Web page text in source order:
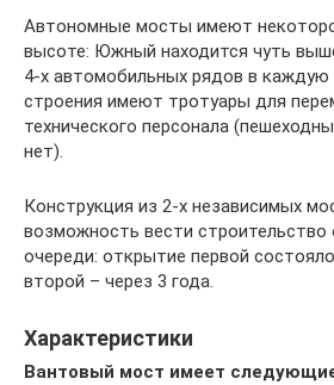
Автономные мосты имеют
высоте: Южный находится чуть
4-х автомобильных рядов в каждую
строения имеют тротуары для
технического персонала
нет).
Конструкция из 2-х независимых
возможность вести строительство
очереди: открытие первой
второй – через 3 года.
Характеристики
Вантовый мост имеет